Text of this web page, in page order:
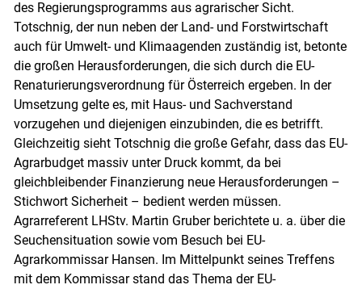
des Regierungsprogramms aus agrarischer Sicht.
Totschnig, der nun neben der Land- und Forstwirtschaft
auch für Umwelt- und Klimaagenden zuständig ist, betonte
die großen Herausforderungen, die sich durch die EU-
Renaturierungsverordnung für Österreich ergeben. In der
Umsetzung gelte es, mit Haus- und Sachverstand
vorzugehen und diejenigen einzubinden, die es betrifft.
Gleichzeitig sieht Totschnig die große Gefahr, dass das EU-
Agrarbudget massiv unter Druck kommt, da bei
gleichbleibender Finanzierung neue Herausforderungen –
Stichwort Sicherheit – bedient werden müssen.
Agrarreferent LHStv. Martin Gruber berichtete u. a. über die
Seuchensituation sowie vom Besuch bei EU-
Agrarkommissar Hansen. Im Mittelpunkt seines Treffens
mit dem Kommissar stand das Thema der EU-